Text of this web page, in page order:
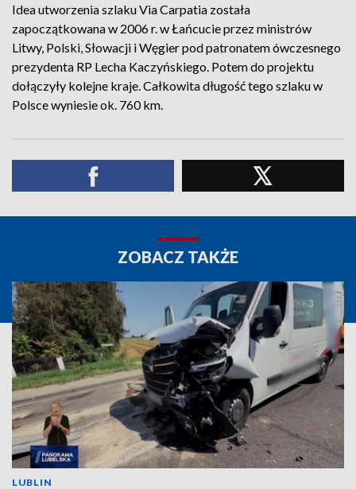
Idea utworzenia szlaku Via Carpatia została
zapoczątkowana w 2006 r. w Łańcucie przez ministrów
Litwy, Polski, Słowacji i Węgier pod patronatem ówczesnego
prezydenta RP Lecha Kaczyńskiego. Potem do projektu
dołączyły kolejne kraje. Całkowita długość tego szlaku w
Polsce wyniesie ok. 760 km.
ZOBACZ TAKŻE
LUBLIN